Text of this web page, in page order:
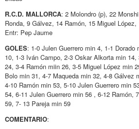
R.C.D. MALLORCA: 2 Molondro (p), 22
Ronda, 9 Gálvez, 14 Ramón, 15 Miguel López,
Entr: Pep Jaume
GOLES: 1-0 Julen Guerrero min 4, 1-1 Dorado
10, 1-3 Iván Campo, 2-3 Oskar Alkorta min 14,
24, 3-4 Ramón miin 26, 3-5 Miguel López min
Bolo min 31, 4-7 Maqueda min 32, 4-8 Gálvez
4-10 Ramón min 53, 5-10 Julen Guerrero min
54, 6-11 Julen Guerrero min 56 , 6-12 Ramón,
59, 7- 13 Pareja min 59
COMENTARIO: